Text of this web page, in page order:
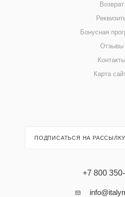
Возврат
Бонусная
Отзывы
Контакты
Карта
ПОДПИСАТЬСЯ НА РАССЫЛКУ
+7 800